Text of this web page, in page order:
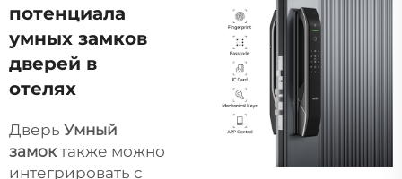
потенциала
умных замков
дверей в
отелях
Дверь Умный
замоктакже можно
интегрировать с